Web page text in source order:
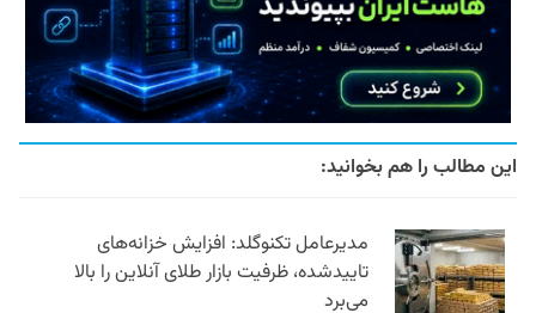
این مطالب را هم بخوانید:
مدیرعامل تکنوگلد: افزایش خزانه‌های
تاییدشده، ظرفیت بازار طلای آنلاین را بالا
می‌برد